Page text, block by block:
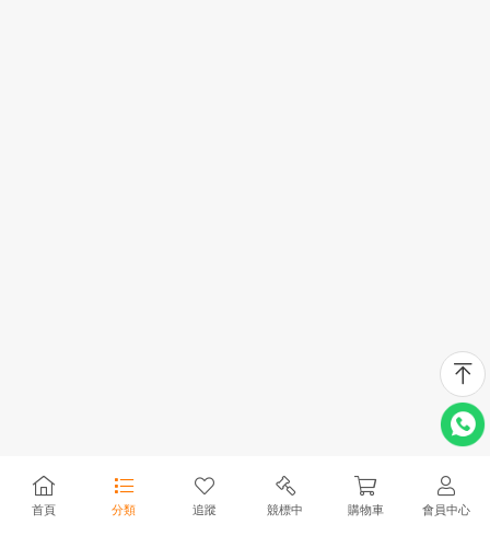
首頁 分類 追蹤 競標中 購物車 會員中心